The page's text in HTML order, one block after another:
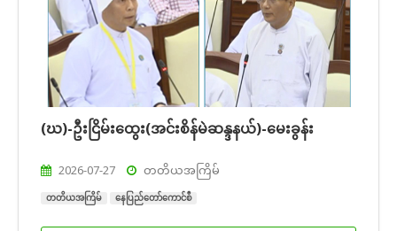
(ဃ)-ဦးငြိမ်းထွေး(အင်းစိန်မဲဆန္ဒနယ်)-မေးခွန်း
2026-07-27 တတိယအကြိမ်
တတိယအကြိမ် နေပြည်တော်ကောင်စီ